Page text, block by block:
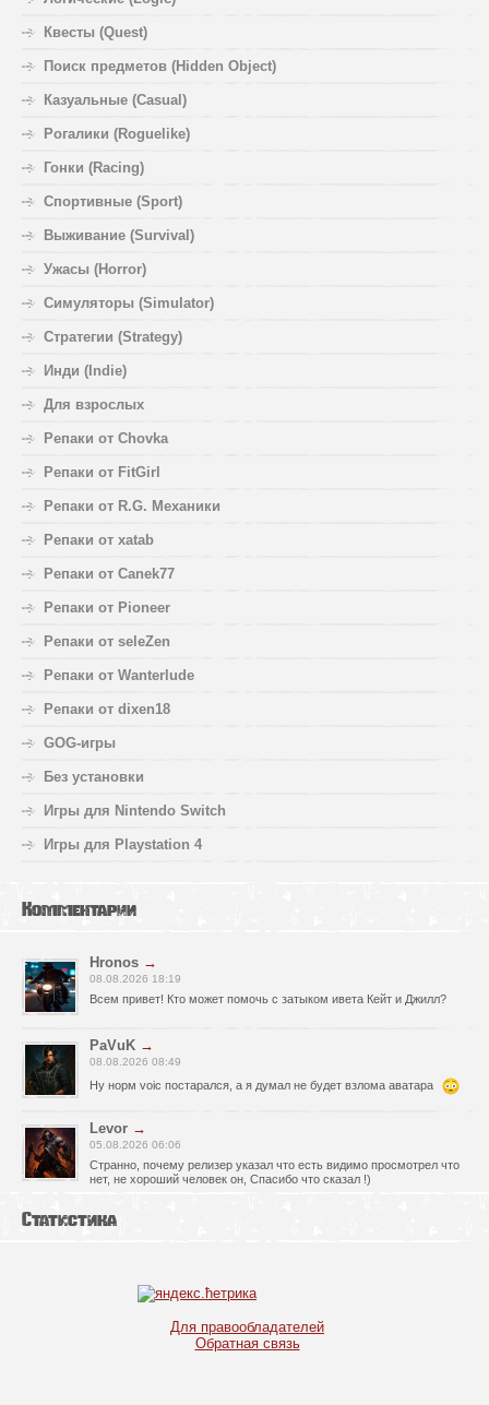
Квесты (Quest)
Поиск предметов (Hidden Object)
Казуальные (Casual)
Рогалики (Roguelike)
Гонки (Racing)
Спортивные (Sport)
Выживание (Survival)
Ужасы (Horror)
Симуляторы (Simulator)
Стратегии (Strategy)
Инди (Indie)
Для взрослых
Репаки от Chovka
Репаки от FitGirl
Репаки от R.G. Механики
Репаки от xatab
Репаки от Canek77
Репаки от Pioneer
Репаки от seleZen
Репаки от Wanterlude
Репаки от dixen18
GOG-игры
Без установки
Игры для Nintendo Switch
Игры для Playstation 4
Комментарии
Hronos →
08.08.2026 18:19
Всем привет! Кто может помочь с затыком ивета Кейт и Джилл?
PaVuK →
08.08.2026 08:49
Ну норм voic постарался, а я думал не будет взлома аватара
Levor →
05.08.2026 06:06
Странно, почему релизер указал что есть видимо просмотрел что
нет, не хороший человек он, Спасибо что сказал !)
fr0zen142
05.08.2026 01:40
→
Игра интересная,а снизил одну звезду за то что нет уменьшения
экрана,играешь только на полном мониторе,очень неудобно!
Статистика
Для правообладателей
Обратная связь